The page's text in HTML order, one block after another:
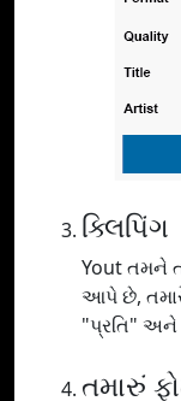
ક્લિપિંગ
Yout તમને
આપે છે,
"પ્રતિ" અને
તમારું